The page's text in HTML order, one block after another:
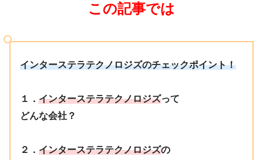
この記事では
インターステラテクノロジズのチェックポイント！
１． インターステラテクノロジズって
どんな会社？
２． インターステラテクノロジズの